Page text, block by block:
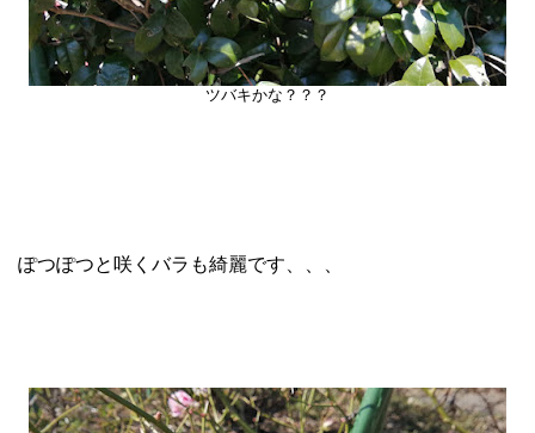
ツバキかな？？？
ぽつぽつと咲くバラも綺麗です、、、